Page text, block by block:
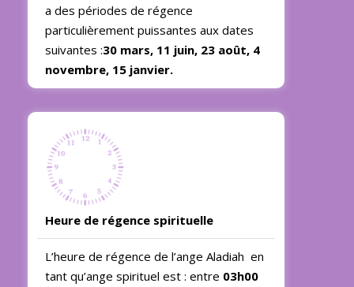
a des périodes de régence
particulièrement puissantes aux dates
suivantes :30 mars, 11 juin, 23 août, 4
novembre, 15 janvier.
Heure de régence spirituelle
L’heure de régence de l’ange Aladiah en
tant qu’ange spirituel est : entre 03h00